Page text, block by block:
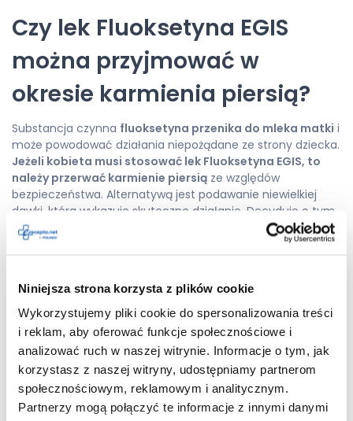
Niniejsza strona korzysta z plików cookie
Wykorzystujemy pliki cookie do spersonalizowania treści
i reklam, aby oferować funkcje społecznościowe i
analizować ruch w naszej witrynie. Informacje o tym, jak
korzystasz z naszej witryny, udostępniamy partnerom
społecznościowym, reklamowym i analitycznym.
Partnerzy mogą połączyć te informacje z innymi danymi
Czy lek Fluoksetyna EGIS
można przyjmować w
okresie karmienia piersią?
Substancja czynna fluoksetyna przenika do mleka matki i
może powodować działania niepożądane ze strony dziecka.
Jeżeli kobieta musi stosować lek Fluoksetyna EGIS, to
należy przerwać karmienie piersią ze względów
bezpieczeństwa. Alternatywą jest podawanie niewielkiej
dawki, która wykazuje skuteczne działanie. Decyduje o tym
lekarz.
działania niepożądane
U pacjentów leczonych fluoksetyną mogą pojawiać się
skutki uboczne. Nie dotyczy to każdego pacjenta. Rodzaj i
nasilenie działań niepożądanych zależą od indywidualnych
predyspozycji organizmu.
Należy natychmiast przerwać
przyjmowanie kapsułek i skontaktować się z lekarzem,
jeżeli wystąpią: